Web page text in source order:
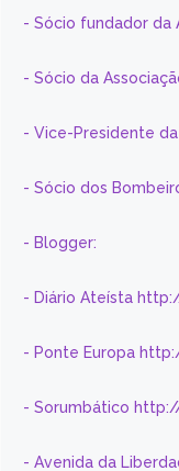
- Sócio fundador da
- Sócio da
- Vice-Presidente
- Sócio dos
- Blogger:
- Diário Ateísta
- Ponte Europa
- Sorumbático
- Avenida da